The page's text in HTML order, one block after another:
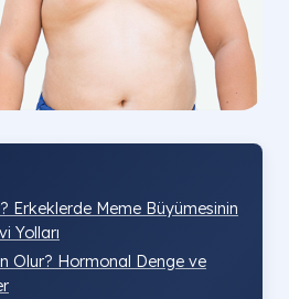
Erkeklerde Meme Büyümesinin
Yolları
Olur? Hormonal Denge ve